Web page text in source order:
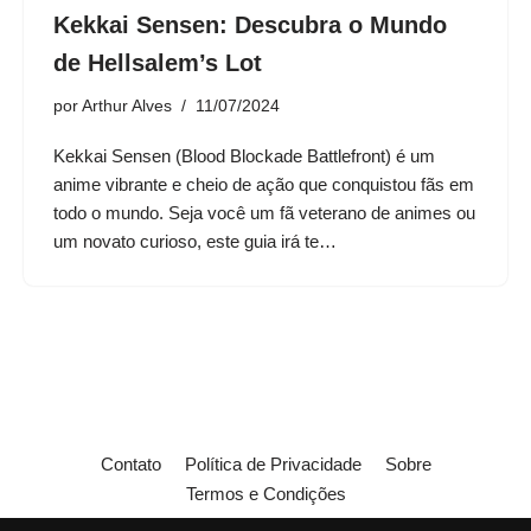
Kekkai Sensen: Descubra o Mundo
de Hellsalem’s Lot
por Arthur Alves 11/07/2024
Kekkai Sensen (Blood Blockade Battlefront) é um
anime vibrante e cheio de ação que conquistou fãs em
todo o mundo. Seja você um fã veterano de animes ou
um novato curioso, este guia irá te…
Contato Política de Privacidade
Sobre
Termos e Condições